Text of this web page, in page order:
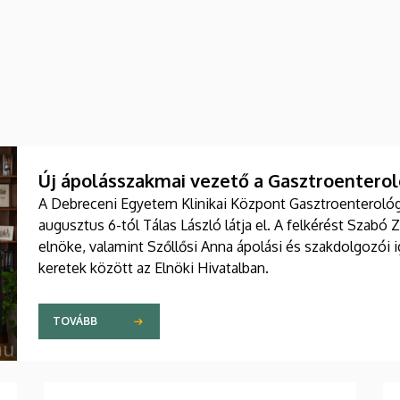
Új ápolásszakmai vezető a
A Debreceni Egyetem Klinikai Központ
augusztus 6-tól Tálas László látja el. A felkérést Szabó
elnöke, valamint Szőllősi Anna ápolási és szakdolgozói
keretek között az Elnöki Hivatalban.
TOVÁBB